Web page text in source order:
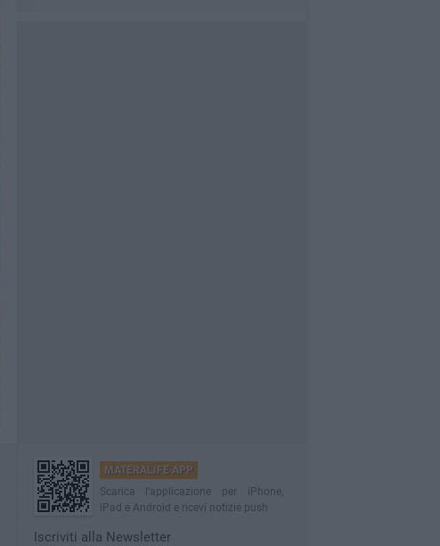
MATERALIFE APP
Scarica l'applicazione per iPhone,
iPad e Android e ricevi notizie push
Iscriviti alla Newsletter